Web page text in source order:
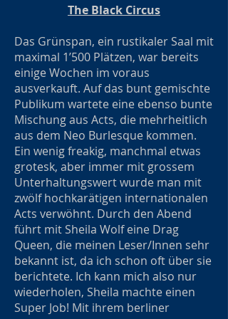
The Black Circus
Das Grünspan, ein rustikaler Saal mit
maximal 1’500 Plätzen, war bereits
einige Wochen im voraus
ausverkauft. Auf das bunt gemischte
Publikum wartete eine ebenso bunte
Mischung aus Acts, die mehrheitlich
aus dem Neo Burlesque kommen.
Ein wenig freakig, manchmal etwas
grotesk, aber immer mit grossem
Unterhaltungswert wurde man mit
zwölf hochkarätigen internationalen
Acts verwöhnt. Durch den Abend
führt mit Sheila Wolf eine Drag
Queen, die meinen Leser/Innen sehr
bekannt ist, da ich schon oft über sie
berichtete. Ich kann mich also nur
wiederholen, Sheila machte einen
Super Job! Mit ihrem berliner